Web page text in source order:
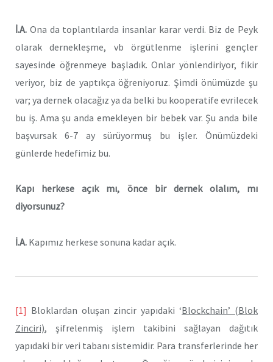
İ.A. Ona da toplantılarda insanlar karar verdi. Biz de Peyk
olarak dernekleşme, vb örgütlenme işlerini gençler
sayesinde öğrenmeye başladık. Onlar yönlendiriyor, fikir
veriyor, biz de yaptıkça öğreniyoruz. Şimdi önümüzde şu
var; ya dernek olacağız ya da belki bu kooperatife evrilecek
bu iş. Ama şu anda emekleyen bir bebek var. Şu anda bile
başvursak 6-7 ay sürüyormuş bu işler. Önümüzdeki
günlerde hedefimiz bu.
Kapı herkese açık mı, önce bir dernek olalım, mı
diyorsunuz?
İ.A. Kapımız herkese sonuna kadar açık.
[1] Bloklardan oluşan zincir yapıdaki ‘Blockchain’ (Blok
Zinciri), şifrelenmiş işlem takibini sağlayan dağıtık
yapıdaki bir veri tabanı sistemidir. Para transferlerinde her